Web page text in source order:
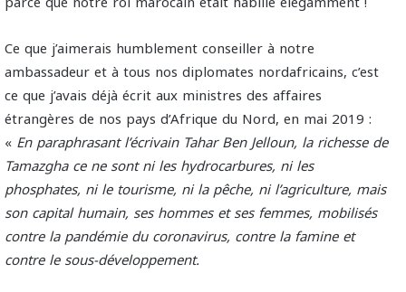
Ce que j’aimerais humblement conseiller à notre
ambassadeur et à tous nos diplomates nordafricains, c’est
ce que j’avais déjà écrit aux ministres des affaires
étrangères de nos pays d’Afrique du Nord, en mai 2019 :
« En paraphrasant l’écrivain Tahar Ben Jelloun, la richesse de
Tamazgha ce ne sont ni les hydrocarbures, ni les
phosphates, ni le tourisme, ni la pêche, ni l’agriculture, mais
son capital humain, ses hommes et ses femmes, mobilisés
contre la pandémie du coronavirus, contre la famine et
contre le sous-développement.